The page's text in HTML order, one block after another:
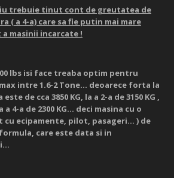
trebuie tinut cont de greutatea de
( a 4-a) care sa fie putin mai mare
masinii incarcate !
lbs isi face treaba optim pentru
intre 1.6-2 Tone... deoarece forta la
de cca 3850 KG, la a 2-a de 3150 KG ,
a 4-a de 2300 KG... deci masina cu o
ecipamente, pilot, pasageri... ) de
formula, care este data si in